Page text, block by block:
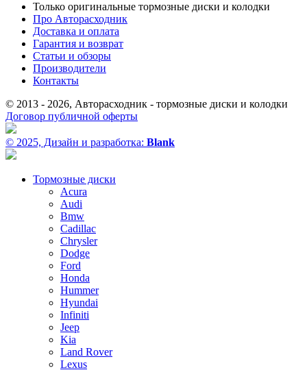
Только оригинальные тормозные диски и колодки
Про Авторасходник
Доставка и оплата
Гарантия и возврат
Статьи и обзоры
Производители
Контакты
© 2013 - 2026, Авторасходник - тормозные диски и колодки
Договор публичной оферты
© 2025, Дизайн и разработка: Blank
Тормозные диски
Acura
Audi
Bmw
Cadillac
Chrysler
Dodge
Ford
Honda
Hummer
Hyundai
Infiniti
Jeep
Kia
Land Rover
Lexus